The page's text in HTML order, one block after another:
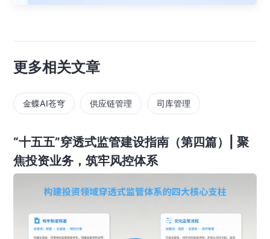
更多相关文章
金蝶AI苍穹 供应链管理 司库管理
“十五五”穿透式监管建设指南（第四篇）| 聚
焦投资业务，筑牢风控体系